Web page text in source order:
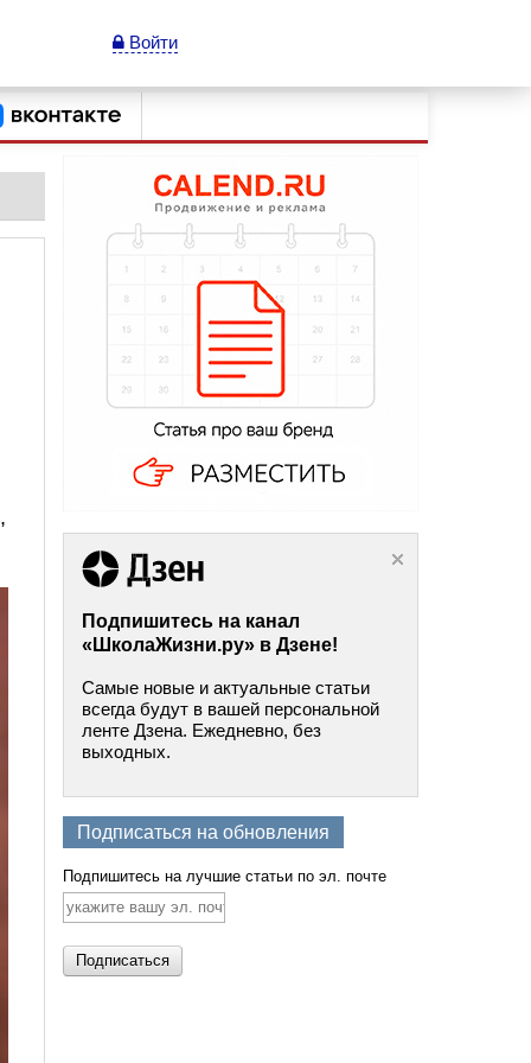
Войти
Подпишитесь на канал
«ШколаЖизни.ру» в Дзене!
Самые новые и актуальные статьи
всегда будут в вашей персональной
ленте Дзена. Ежедневно, без
выходных.
Подписаться на обновления
Подпишитесь на лучшие статьи по эл. почте